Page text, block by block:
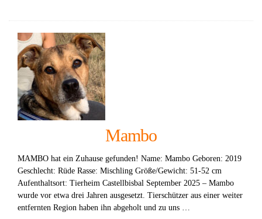
Mambo
MAMBO hat ein Zuhause gefunden! Name: Mambo Geboren: 2019
Geschlecht: Rüde Rasse: Mischling Größe/Gewicht: 51-52 cm
Aufenthaltsort: Tierheim Castellbisbal September 2025 – Mambo
wurde vor etwa drei Jahren ausgesetzt. Tierschützer aus einer weiter
entfernten Region haben ihn abgeholt und zu uns …